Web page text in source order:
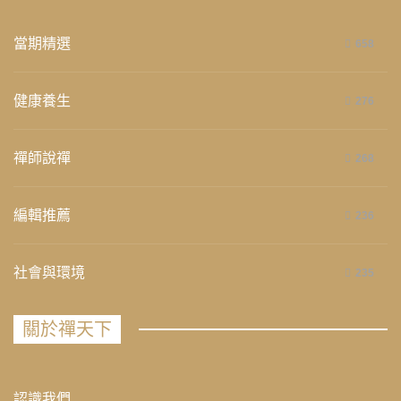
當期精選 658
健康養生 276
禪師說禪 268
編輯推薦 236
社會與環境 235
關於禪天下